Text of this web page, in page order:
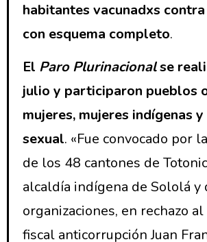
habitantes vacunadxs
con esquema completo.
El Paro Plurinacionalse
julio y participaron pueblos
mujeres, mujeres indígenas
sexual. «Fue convocado por
de los 48 cantones de
alcaldía indígena de Sololá y
organizaciones, en rechazo
fiscal anticorrupción Juan